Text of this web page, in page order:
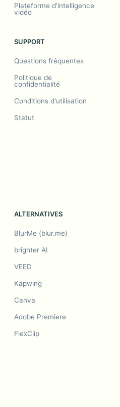
Plateforme d'intelligence
vidéo
SUPPORT
Questions fréquentes
Politique de
confidentialité
Conditions d'utilisation
Statut
ALTERNATIVES
BlurMe (blur.me)
brighter AI
VEED
Kapwing
Canva
Adobe Premiere
FlexClip